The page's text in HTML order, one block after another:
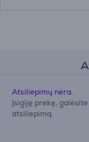
Atsiliepimų nėra.
Įsigiję prekę,
atsiliepimą.